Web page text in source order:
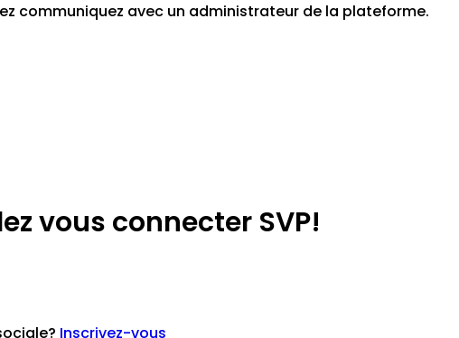
communiquez avec un administrateur de la plateforme.
vous connecter SVP!
Inscrivez-vous